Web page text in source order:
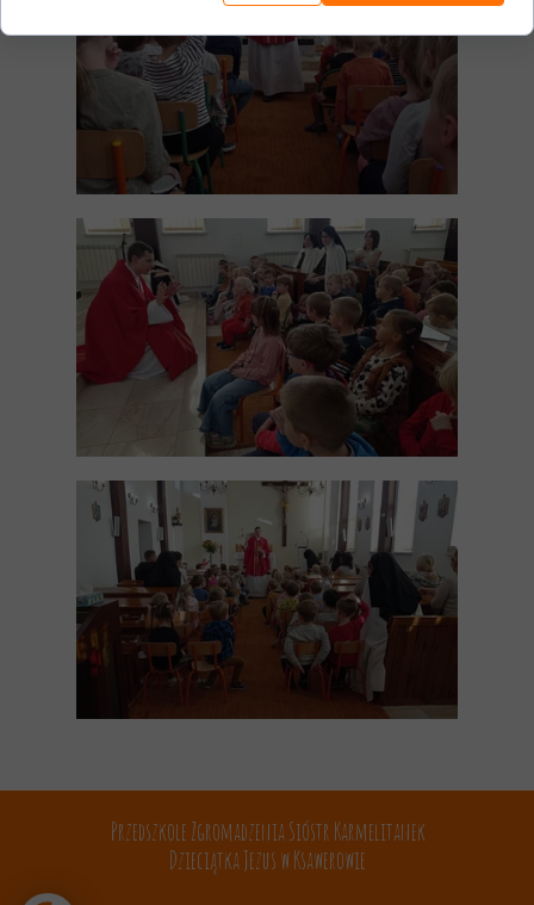
Przedszkole Zgromadzenia Sióstr Karmelitanek
Dzieciątka Jezus w Ksawerowie